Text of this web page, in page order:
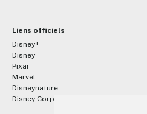
Liens officiels
Disney+
Disney
Pixar
Marvel
Disneynature
Disney Corporate